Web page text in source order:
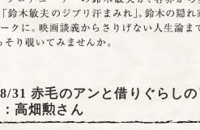
31赤毛のアンと借りぐらし
高畑勲さん